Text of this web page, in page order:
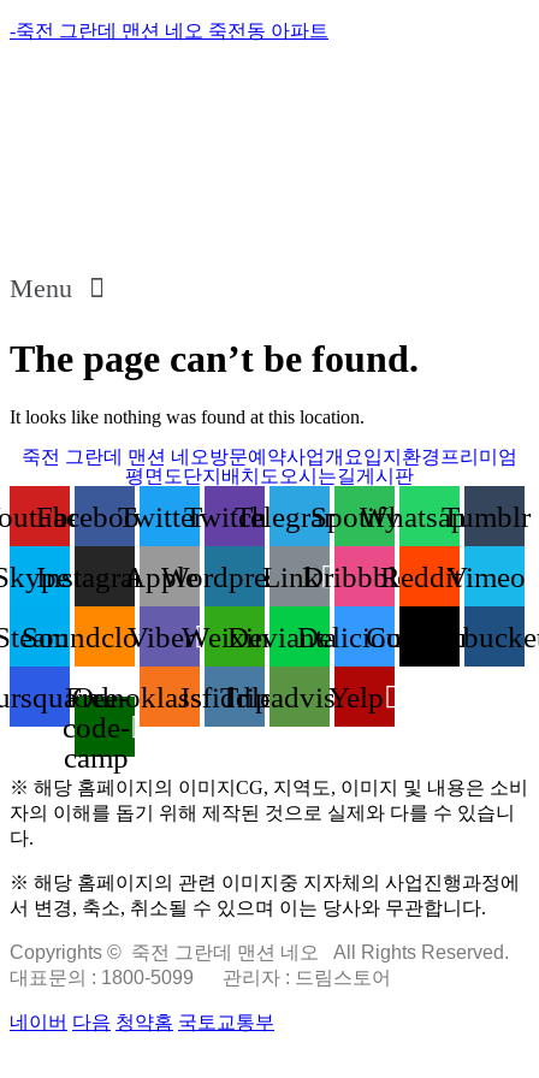
-죽전 그란데 맨션 네오 죽전동 아파트
Menu
The page can’t be found.
It looks like nothing was found at this location.
죽전 그란데 맨션 네오방문예약사업개요입지환경 프리미엄
평면도단지배치도 오시는길게시판
FacebookTwitterTwitchTelegramSpotifyWhatsappTumblr
InstagramAppleWordpressLinkDribbbleRedditVimeo
Soundcloud
ViberWeixinDeviantart
DeliciousCodepen
Free-
code-
camp
Odnoklassniki
Jsfiddle
Tripadvisor
Yelp
※ 해당 홈페이지의 이미지CG, 지역도, 이미지 및 내용은 소비
자의 이해를 돕기 위해 제작된 것으로 실제와 다를 수 있습니
다.
※ 해당 홈페이지의 관련 이미지중 지자체의 사업진행과정에
서 변경, 축소, 취소될 수 있으며 이는 당사와 무관합니다.
Copyrights © 죽전 그란데 맨션 네오 All Rights Reserved.
대표문의 : 1800-5099 관리자 : 드림스토어
네이버 다음 청약홈 국토교통부